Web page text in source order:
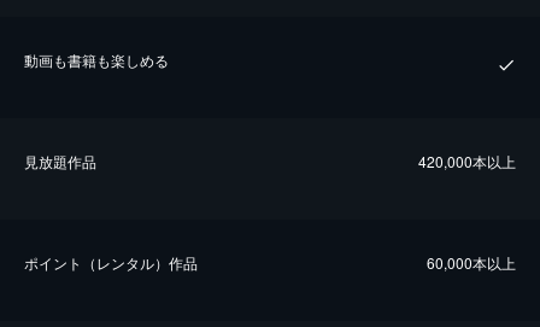
動画も書籍も楽しめる
⾒放題作品 420,000本以上
ポイント（レンタル）作品 60,000本以上